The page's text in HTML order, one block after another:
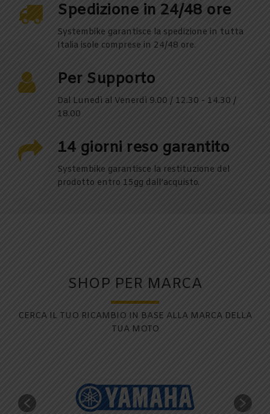
Spedizione in 24/48 ore
Systembike garantisce la spedizione in tutta
Italia isole comprese in 24/48 ore.
Per Supporto
Dal Lunedì al Venerdì 9.00 / 12.30 - 14.30 /
18.00
14 giorni reso garantito
Systembike garantisce la restituzione del
prodotto entro 15gg dall’acquisto.
SHOP PER MARCA
CERCA IL TUO RICAMBIO IN BASE ALLA MARCA DELLA
TUA MOTO